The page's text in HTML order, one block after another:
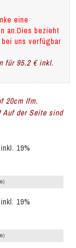
eine
an.Dies bezieht
uns verfügbar
für 95.2 € inkl.
20cm lfm.
Auf der Seite sind
19%
19%